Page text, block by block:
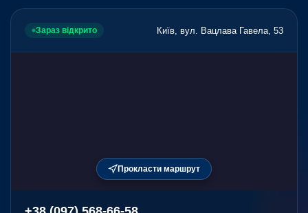
Зараз відкрито Київ, вул. Вацлава Гавела, 53
Прокласти маршрут